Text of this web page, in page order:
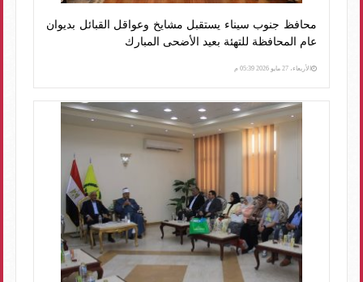
محافظ جنوب سيناء يستقبل مشايخ وعواقل القبائل بديوان
عام المحافظة للتهئة بعيد الأضحى المبارك
الأربعاء، 27 مايو 2026 05:39 م